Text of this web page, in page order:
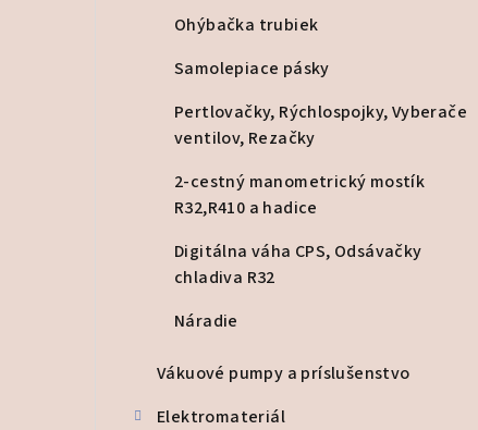
Ohýbačka trubiek
Samolepiace pásky
Pertlovačky, Rýchlospojky, Vyberače
ventilov, Rezačky
2-cestný manometrický mostík
R32,R410 a hadice
Digitálna váha CPS, Odsávačky
chladiva R32
Náradie
Vákuové pumpy a príslušenstvo
Elektromateriál